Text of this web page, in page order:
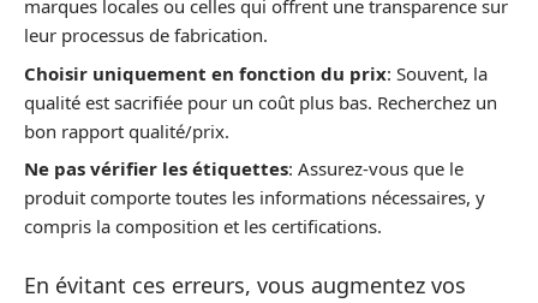
marques locales ou celles qui offrent une transparence sur
leur processus de fabrication.
Choisir uniquement en fonction du prix: Souvent, la
qualité est sacrifiée pour un coût plus bas. Recherchez un
bon rapport qualité/prix.
Ne pas vérifier les étiquettes: Assurez-vous que le
produit comporte toutes les informations nécessaires, y
compris la composition et les certifications.
En évitant ces erreurs, vous augmentez vos